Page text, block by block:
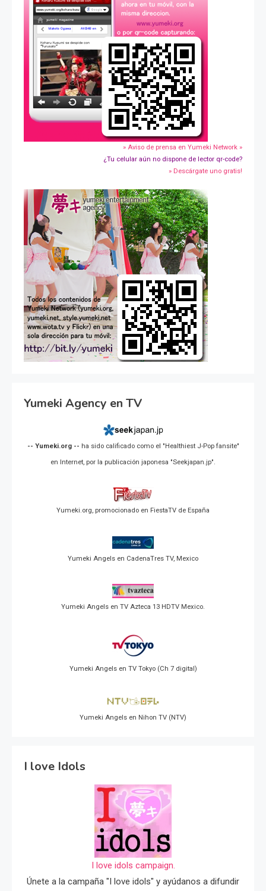
» Aviso de prensa en Yumeki Network »
¿Tu celular aún no dispone de lector qr-code?
» Descárgate uno gratis!
Yumeki Agency en TV
-- Yumeki.org -- ha sido calificado como el "Healthiest J-Pop fansite"
en Internet, por la publicación japonesa "Seekjapan.jp".
Yumeki.org, promocionado en FiestaTV de España
Yumeki Angels en CadenaTres TV, Mexico
Yumeki Angels en TV Azteca 13 HDTV Mexico.
Yumeki Angels en TV Tokyo (Ch 7 digital)
Yumeki Angels en Nihon TV (NTV)
I love Idols
I love idols campaign.
Únete a la campaña "I love idols" y ayúdanos a difundir